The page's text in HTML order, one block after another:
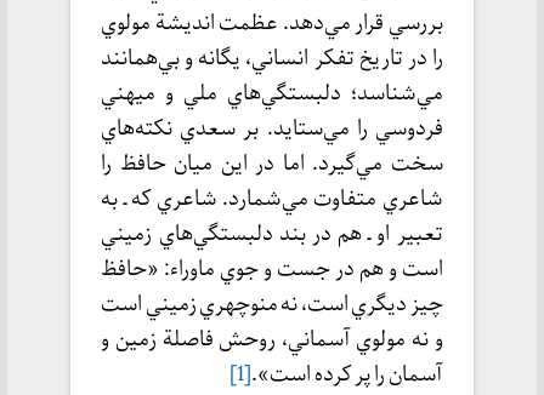
بررسي قرار مي‌دهد. عظمت انديشة مولوي
را در تاريخ تفكر انساني، يگانه و بي‌همانند
مي‌شناسد؛ دلبستگي‌هاي ملي و ميهني
فردوسي را مي‌ستايد. بر سعدي نكته‌هاي
سخت مي‌گيرد. اما در اين ميان حافظ را
شاعري متفاوت مي‌شمارد. شاعري كه ـ به
تعبير او ـ هم در بند دلبستگي‌هاي زميني
است و هم در جست و جوي ماوراء: «حافظ
چيز ديگري است، نه منوچهري زميني است
و نه مولوي آسماني، روحش فاصلة زمين و
آسمان را پر كرده است».[1]